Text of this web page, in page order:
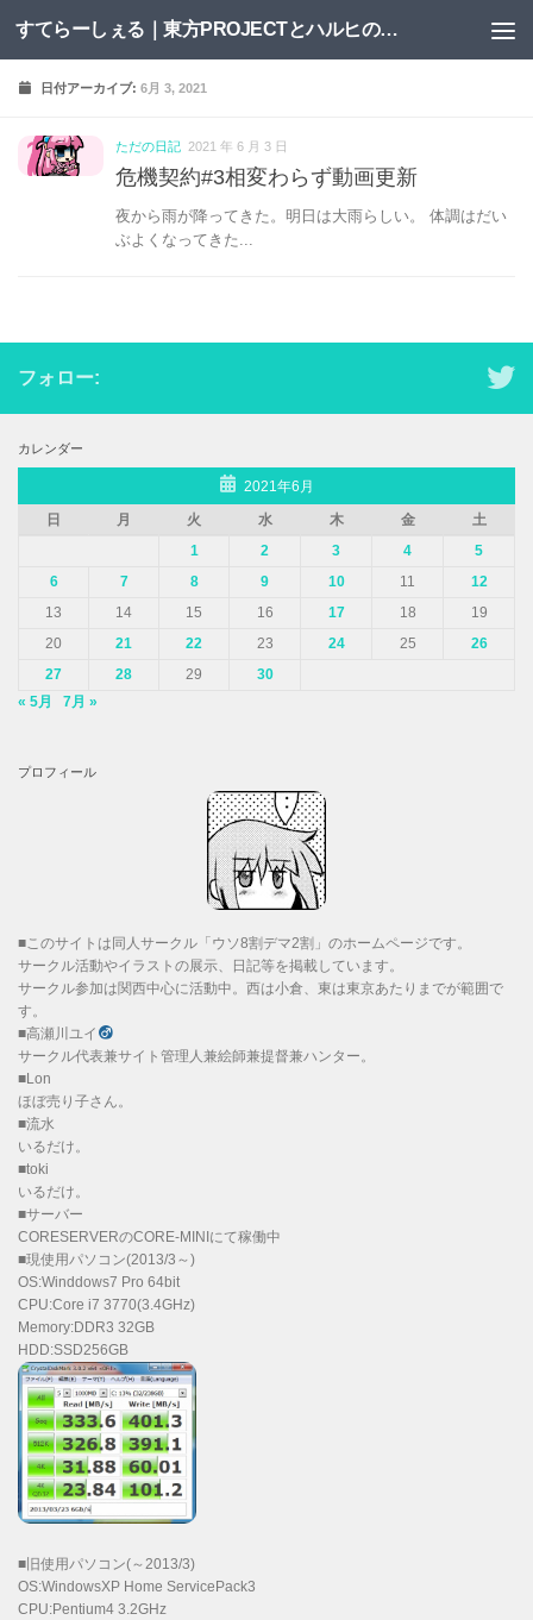
コンテンツへスキップ すてらーしぇる｜東方PROJECTとハルヒの二次創作サイト
日付アーカイブ:6月 3, 2021
ただの日記 2021 年 6 月 3 日
危機契約#3相変わらず動画更新
夜から雨が降ってきた。明日は大雨らしい。 体調はだい
ぶよくなってきた...
フォロー:
カレンダー
2021年6月
日
月 火 水 木 金
土
1
2 3 4
5
6
7 8 9 10 11
12
13
14 15 16 17 18
19
20
21 22 23 24 25
26
27
28 29
30
« 5月
7月 »
プロフィール
■このサイトは同人サークル「ウソ8割デマ2割」のホームページです。
サークル活動やイラストの展示、日記等を掲載しています。
サークル参加は関西中心に活動中。西は小倉、東は東京あたりまでが範囲で
す。
■高瀬川ユイ
サークル代表兼サイト管理人兼絵師兼提督兼ハンター。
■Lon
ほぼ売り子さん。
■流水
いるだけ。
■toki
いるだけ。
■サーバー
CORESERVERのCORE-MINIにて稼働中
■現使用パソコン(2013/3～)
OS:Winddows7 Pro 64bit
CPU:Core i7 3770(3.4GHz)
Memory:DDR3 32GB
HDD:SSD256GB
■旧使用パソコン(～2013/3)
OS:WindowsXP Home ServicePack3
CPU:Pentium4 3.2GHz